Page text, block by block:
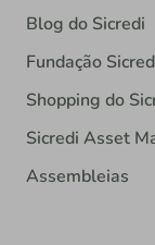
Blog do Sicredi
Fundação
Shopping do
Sicredi Asset
Assembleias